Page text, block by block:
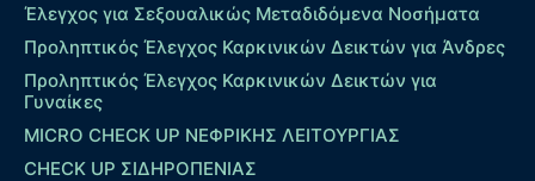
Έλεγχος για Σεξουαλικώς Μεταδιδόμενα Νοσήματα
Προληπτικός Έλεγχος Καρκινικών Δεικτών για Άνδρες
Προληπτικός Έλεγχος Καρκινικών Δεικτών για
Γυναίκες
MICRO CHECK UP ΝΕΦΡΙΚΗΣ ΛΕΙΤΟΥΡΓΙΑΣ
CHECK UP ΣΙΔΗΡΟΠΕΝΙΑΣ